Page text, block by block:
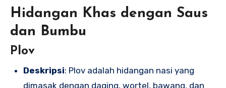
Hidangan Khas dengan Saus
dan Bumbu
Plov
Deskripsi: Plov adalah hidangan nasi yang
dimasak dengan daging, wortel, bawang, dan